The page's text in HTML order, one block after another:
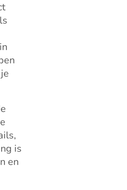
is
en